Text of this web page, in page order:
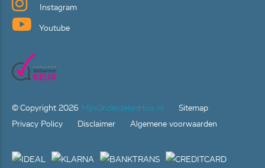
Instagram
Youtube
© Copyright 2026 MijnOnderdelenHuis.nl
Sitemap
Privacy Policy
Disclaimer Algemene voorwaarden